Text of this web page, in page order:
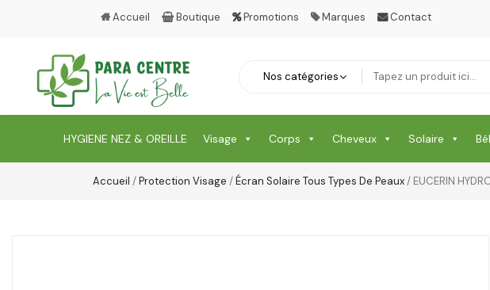
Accueil Boutique Promotions Marques Contact
HYGIENE NEZ & OREILLE Visage Corps Cheveux Solaire
Accueil /Protection Visage /Écran Solaire Tous Types De Peaux/ EUCERIN
Soin Cicatrisante
Soin Du Corps